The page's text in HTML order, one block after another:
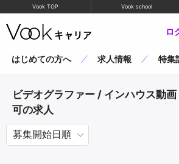
Vook TOP Vook school
ロ
はじめての方へ 求人情報 特集
ビデオグラファー / インハウス動
可の求人